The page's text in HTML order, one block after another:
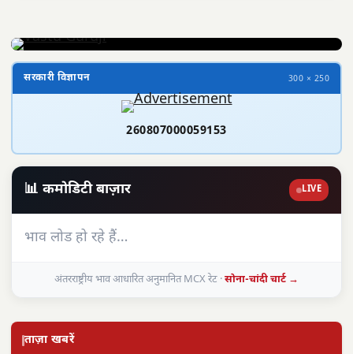
सरकारी विज्ञापन 300 × 250
260807000059153
📊 कमोडिटी बाज़ार LIVE
भाव लोड हो रहे हैं…
अंतरराष्ट्रीय भाव आधारित अनुमानित MCX रेट ·सोना-चांदी चार्ट →
ताज़ा खबरें